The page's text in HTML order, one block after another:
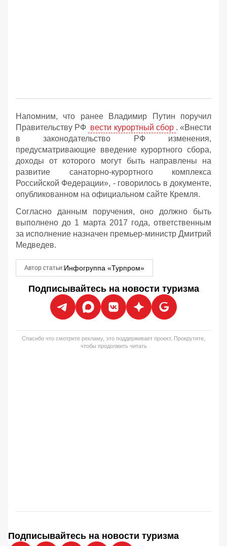
Напомним, что ранее Владимир Путин поручил
Правительству РФ вести курортный сбор . «Внести
в законодательство РФ изменения,
предусматривающие введение курортного сбора,
доходы от которого могут быть направлены на
развитие санаторно-курортного комплекса
Российской Федерации», - говорилось в документе,
опубликованном на официальном сайте Кремля.
Согласно данным поручения, оно должно быть
выполнено до 1 марта 2017 года, ответственным
за исполнение назначен премьер-министр Дмитрий
Медведев.
Автор статьи:Инфогруппа «Турпром»
Подписывайтесь на новости туризма
Спасибо что смотрите рекламу, это поддерживает проект. Прокрутите,
чтобы продолжить читать
Подписывайтесь на новости туризма